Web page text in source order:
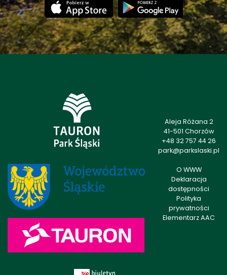
Aleja Różana 2
41-501 Chorzów
+48 32 757 44 26
park@parkslaski.pl
O WWW
Deklaracja
dostępności
Polityka
prywatności
Elementarz AAC